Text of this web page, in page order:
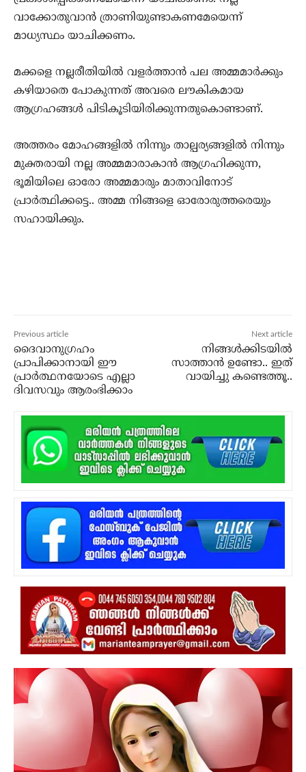
വാക്കോതുവാന്‍ ത്രാണിയുണ്ടാകണമേയെന്ന്
മാധ്യസ്ഥം യാചിക്കണം.
മക്കളെ നല്ലരീതിയില്‍ വളര്‍ത്താന്‍ പല അമ്മമാര്‍ക്കും
കഴിയാതെ പോകുന്നത് അവരെ ലൗകികമായ
ആഗ്രഹങ്ങള്‍ പിടികൂടിയിരിക്കുന്നതുകൊണ്ടാണ്.
അത്തരം മോഹങ്ങളില്‍ നിന്നും താല്പര്യങ്ങളില്‍ നിന്നും
മുക്തരായി നല്ല അമ്മമാരാകാന്‍ ആഗ്രഹിക്കുന്ന,
ഭൂമിയിലെ ഓരോ അമ്മമാരും മാതാവിനോട്
പ്രാര്‍ത്ഥിക്കട്ടെ.. അമ്മ നിങ്ങളെ ഓരോരുത്തരെയും
സഹായിക്കും.
Previous article
ദൈവാനുഗ്രഹം
പ്രാപിക്കാനായി ഈ
പ്രാര്‍ത്ഥനയോടെ എല്ലാ
ദിവസവും ആരംഭിക്കാം
Next article
നിങ്ങള്‍ക്കിടയില്‍
സാത്താന്‍ ഉണ്ടോ.. ഇത്
വായിച്ചു കണ്ടെത്തൂ..